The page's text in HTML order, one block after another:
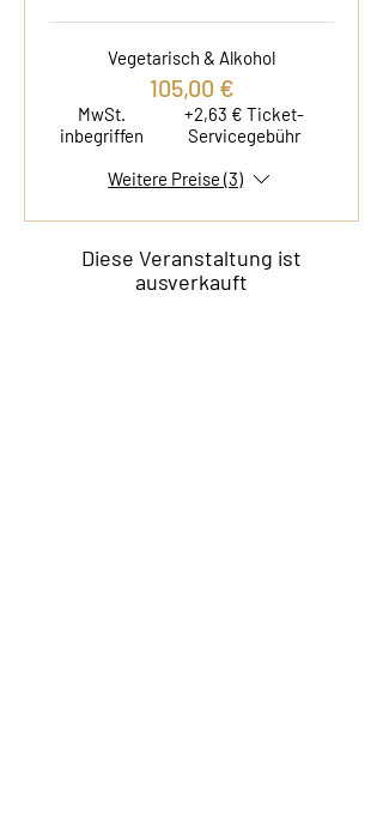
Vegetarisch & Alkohol
105,00 €
MwSt.
inbegriffen
+2,63 € Ticket-
Servicegebühr
Weitere Preise (3)
Diese Veranstaltung ist
ausverkauft